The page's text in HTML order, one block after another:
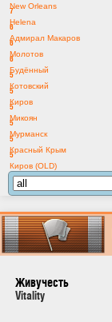
New Orleans
7
Helena
6
Адмирал Макаров
6
Молотов
6
Будённый
5
Котовский
5
Киров
5
Микоян
5
Мурманск
5
Красный Крым
5
Киров (OLD)
Живучесть
Vitality